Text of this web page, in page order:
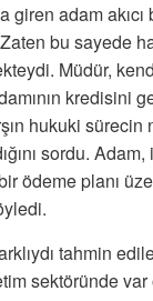
giren adam akıcı
bu sayede
Müdür,
kredisini
hukuki sürecin
sordu. Adam,
ödeme planı
tahmin
sektöründe var